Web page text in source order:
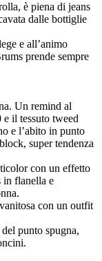
è piena di jeans
dalle bottiglie
e all’animo
prende sempre
Un remind al
e il tessuto tweed
e l’abito in punto
super tendenza
con un effetto
in flanella e
con un outfit
punto spugna,